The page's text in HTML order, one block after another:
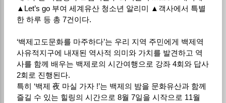
▲Let’s go 부여 세계유산 청소년 알리미 ▲객사에서 특별
한 하루 등 총 7건이다.
‘백제고도문화를 마주하다’는 우리 지역 주민에게 백제역
사유적지구에 내재된 역사적 의미와 가치를 발견하고 역
사를 함께 배우는 백제로의 시간여행으로 강좌 4회와 답사
2회로 진행된다.
특히 ‘백제 夜 마실 가자 !’는 백제의 밤을 문화유산과 함께
즐길 수 있는 힐링의 시간으로 8월 7일을 시작으로 11월